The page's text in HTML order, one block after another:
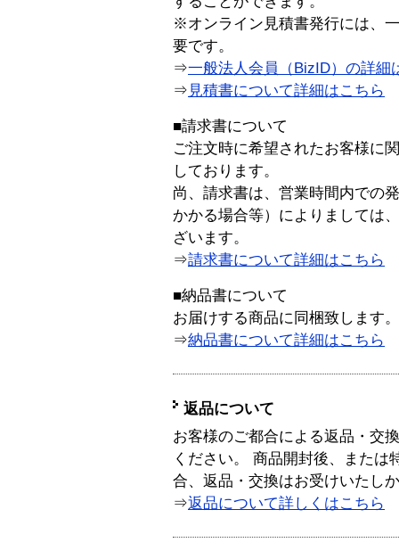
※オンライン見積書発行には、
要です。
⇒一般法人会員（BizID）の詳細
⇒ 見積書について詳細はこちら
■請求書について
ご注文時に希望されたお客様に
しております。
尚、請求書は、営業時間内での
かかる場合等）によりましては
ざいます。
⇒請求書について詳細はこちら
■納品書について
お届けする商品に同梱致します。
⇒納品書について詳細はこちら
返品について
お客様のご都合による返品・交
ください。 商品開封後、または
合、返品・交換はお受けいたし
⇒返品について詳しくはこちら